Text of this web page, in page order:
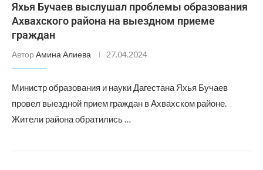
Яхья Бучаев выслушал проблемы образования
Ахвахского района на выездном приеме
граждан
Автор Амина Алиева 27.04.2024
Министр образования и науки Дагестана Яхья Бучаев
провел выездной прием граждан в Ахвахском районе.
Жители района обратились …